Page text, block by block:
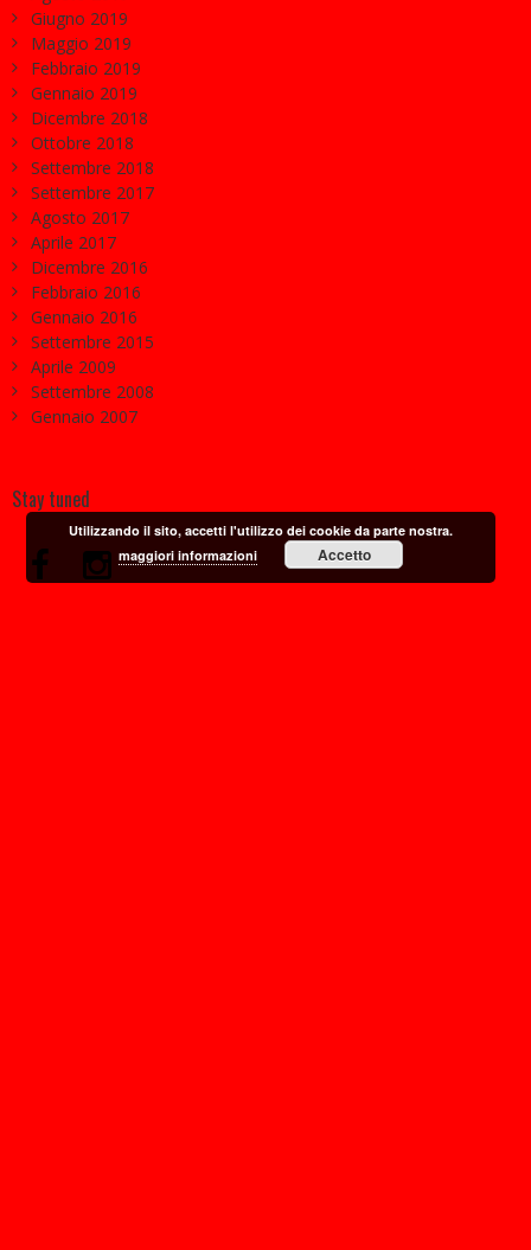
Giugno 2019
Maggio 2019
Febbraio 2019
Gennaio 2019
Dicembre 2018
Ottobre 2018
Settembre 2018
Settembre 2017
Agosto 2017
Aprile 2017
Dicembre 2016
Febbraio 2016
Gennaio 2016
Settembre 2015
Aprile 2009
Settembre 2008
Gennaio 2007
Stay tuned
Utilizzando il sito, accetti l'utilizzo dei cookie da parte nostra.
maggiori informazioni
Accetto